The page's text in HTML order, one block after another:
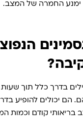
ימנע החמרה של המצב.
בדרך כלל תוך
הם יכולים להופיע
בריאותי קודם וכמות